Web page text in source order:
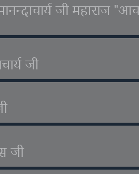
जी महाराज
जी
जी